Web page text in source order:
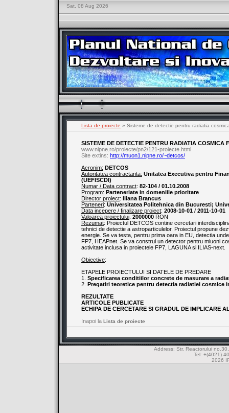
Sat, 08 Aug 2026
Lista de proiecte » Sisteme de detectie pentru radiatia
SISTEME DE DETECTIE PENTRU RADIATIA COSMICA
www.nipne.ro/proiecte/pn2/121-proiecte.html
Site extins: http://muon1.nipne.ro/~detcos/
Acronim: DETCOS
Autoritatea contractanta: Unitatea Executiva pentru
(UEFISCDI)
Numar / Data contract: 82-104 / 01.10.2008
Program: Parteneriate in domeniile prioritare
Director proiect: Iliana Brancus
Parteneri: Universitatea Politehnica din Bucuresti;
Data incepere / finalizare proiect: 2008-10-01 / 2011-10-01
Valoarea proiectului: 2000000 RON
Rezumat: Proiectul DETCOS contine cercetari
tehnici de detectie a astroparticulelor. Proiectul propune
energie. Se va testa, pentru prima oara in EU, detectia
FP7, HEAPnet. Se va construi un detector pentru miuoni
activitate inclusa in proiectele FP7, LAGUNA si ILIAS-next.
Obiective:
ETAPELE PROIECTULUI SI DATELE DE PREDARE
1. Specificarea conditiilor concrete de masurare a
2. Pregatiri teoretice pentru detectia radiatiei cosmice
REZULTATE
ARTICOLE PUBLICATE
ECHIPA DE CERCETARE SI GRADUL DE IMPLICARE
Inapoi la Lista de proiecte
Address: Str. Reactorului
Tel: +(4021)
2026